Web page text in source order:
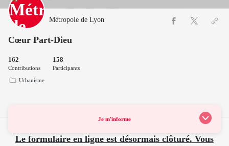
Métropole de Lyon
Cœur Part-Dieu
162
Contributions
158
Participants
Urbanisme
Je m'informe
Le formulaire en ligne est désormais clôturé. Vous